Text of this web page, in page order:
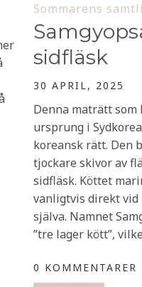
Sommarens
sidfläsk
30 APRIL, 2025
Denna maträtt som
ursprung i
koreansk rätt. Den
tjockare skivor av
sidfläsk. Köttet
vanligtvis direkt vid
själva. Namnet
”tre lager kött”,
0 KOMMENTARER